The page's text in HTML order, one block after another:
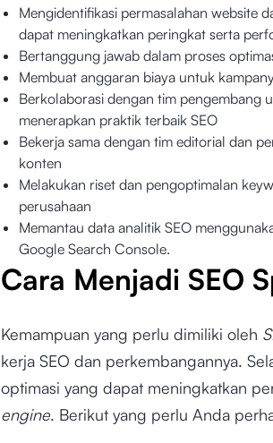
Mengidentifikasi permasalahan website
dapat meningkatkan peringkat serta
Bertanggung jawab dalam proses
Membuat anggaran biaya untuk
Berkolaborasi dengan tim pengembang
menerapkan praktik terbaik SEO
Bekerja sama dengan tim editorial dan
konten
Melakukan riset dan pengoptimalan
perusahaan
Memantau data analitik SEO
Google Search Console.
Cara Menjadi SEO
Kemampuan yang perlu dimiliki oleh
kerja SEO dan perkembangannya.
optimasi yang dapat meningkatkan
engine. Berikut yang perlu Anda